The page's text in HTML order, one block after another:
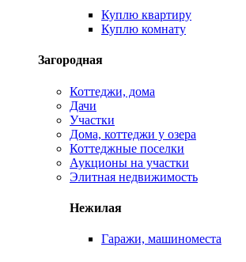
Куплю квартиру
Куплю комнату
Загородная
Коттеджи, дома
Дачи
Участки
Дома, коттеджи у озера
Коттеджные поселки
Аукционы на участки
Элитная недвижимость
Нежилая
Гаражи, машиноместа